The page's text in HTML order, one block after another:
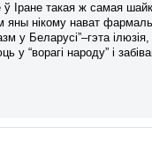
Іране такая ж самая
нікому нават
Беларусі”–гэта
у “ворагі народу” і